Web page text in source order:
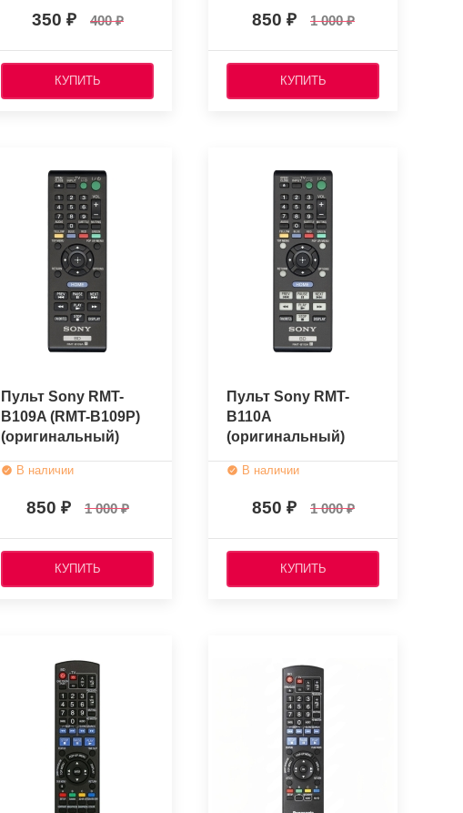
350 400
КУПИТЬ
850 1 000
КУПИТЬ
Пульт Sony RMT-
B109A (RMT-B109P)
(оригинальный)
В наличии
850 1 000
КУПИТЬ
Пульт Sony RMT-
B110A
(оригинальный)
В наличии
850 1 000
КУПИТЬ